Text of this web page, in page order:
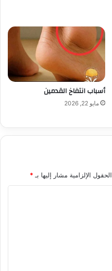
أسباب انتفاخ القدمين
مايو 22, 2026
الحقول الإلزامية مشار إليها بـ*